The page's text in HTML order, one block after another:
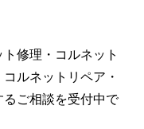
修理・コルネット
ルネットリペア・
ご相談を受付中で